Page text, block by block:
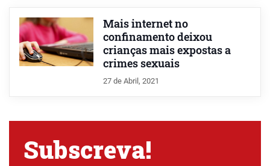
Mais internet no
confinamento deixou
crianças mais expostas a
crimes sexuais
27 de Abril, 2021
Subscreva!